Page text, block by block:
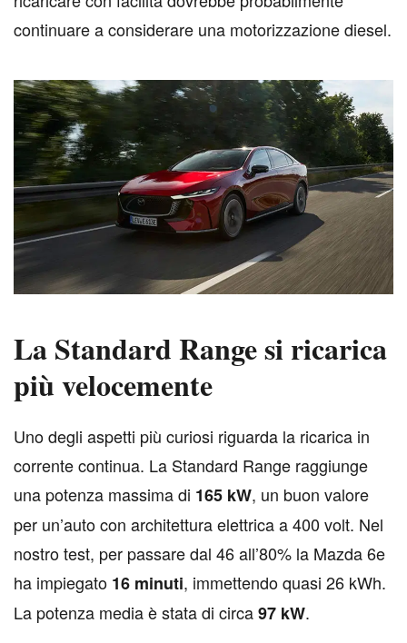
continuare a considerare una motorizzazione diesel.
La Standard Range si ricarica
più velocemente
Uno degli aspetti più curiosi riguarda la ricarica in
corrente continua. La Standard Range raggiunge
una potenza massima di 165 kW, un buon valore
per un’auto con architettura elettrica a 400 volt. Nel
nostro test, per passare dal 46 all’80% la Mazda 6e
ha impiegato 16 minuti, immettendo quasi 26 kWh.
La potenza media è stata di circa97 kW.